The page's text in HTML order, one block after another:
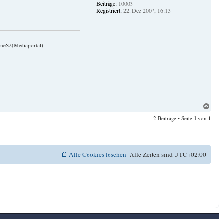
Beiträge: 10003
Registriert:22. Dez 2007, 16:13
n
2 Beiträge • Seite 1 von 1
Alle Zeiten sindUTC+02:00
Alle Cookies löschen